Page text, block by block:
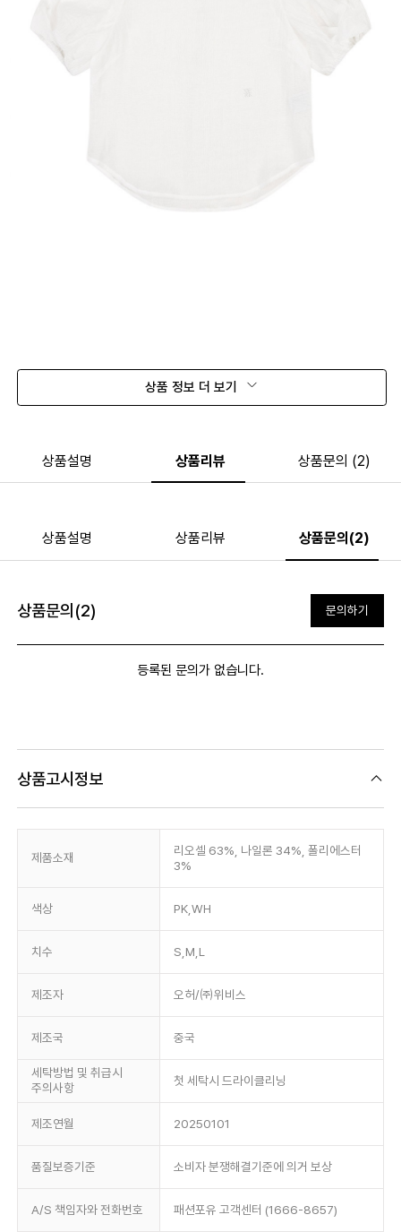
상품 정보 더 보기
상품설명 상품리뷰 상품문의 (2)
상품설명 상품리뷰 상품문의(2)
상품문의(2) 문의하기
등록된 문의가 없습니다.
상품고시정보
제품소재
리오셀 63%, 나일론 34%, 폴리에스터
3%
색상 PK,WH
치수 S,M,L
제조자 오허/㈜위비스
제조국 중국
세탁방법 및 취급시
주의사항
첫 세탁시 드라이클리닝
제조연월 20250101
품질보증기준 소비자 분쟁해결기준에 의거 보상
A/S 책임자와 전화번호 패션포유 고객센터 (1666-8657)